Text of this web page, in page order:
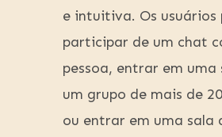
e intuitiva. Os usuários
participar de um chat
pessoa, entrar em uma
um grupo de mais de
ou entrar em uma sala